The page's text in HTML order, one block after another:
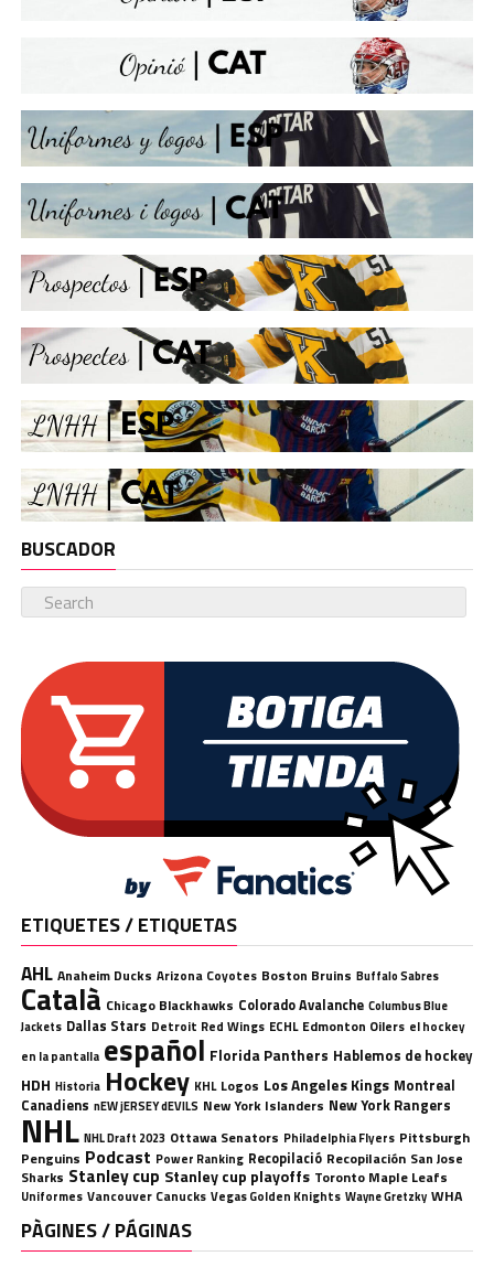
BUSCADOR
ETIQUETES / ETIQUETAS
AHL Anaheim Ducks Arizona Coyotes Boston Bruins Buffalo Sabres
Català Chicago Blackhawks Colorado Avalanche Columbus Blue
Jackets Dallas Stars Detroit Red Wings ECHL Edmonton Oilers el hockey
en la pantalla español Florida Panthers Hablemos de hockey
HDH Historia Hockey KHL Logos Los Angeles Kings Montreal
Canadiens nEW jERSEY dEVILS New York Islanders New York Rangers
NHL NHL Draft 2023 Ottawa Senators Philadelphia Flyers Pittsburgh
Penguins Podcast Power Ranking Recopilació Recopilación San Jose
Sharks Stanley cup Stanley cup playoffs Toronto Maple Leafs
Uniformes Vancouver Canucks Vegas Golden Knights Wayne Gretzky WHA
PÀGINES / PÁGINAS